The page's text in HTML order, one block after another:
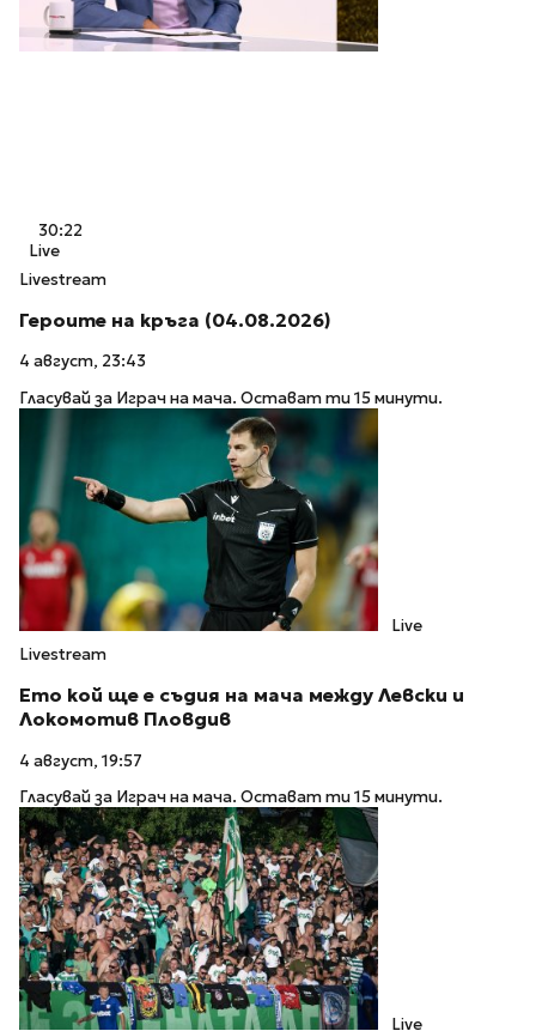
30:22
Live
Livestream
Героите на кръга (04.08.2026)
4 август, 23:43
Гласувай за Играч на мача. Остават ти 15 минути.
Live
Livestream
Ето кой ще е съдия на мача между Левски и
Локомотив Пловдив
4 август, 19:57
Гласувай за Играч на мача. Остават ти 15 минути.
Live